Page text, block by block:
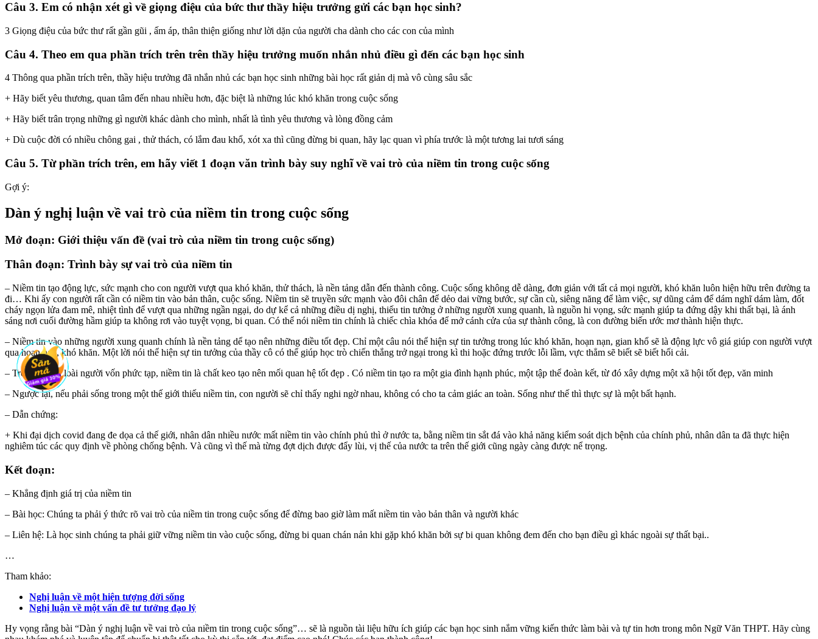
Câu 3. Em có nhận xét gì về giọng điệu của bức thư thầy hiệu trưởng gửi các bạn học sinh?
3 Giọng điệu của bức thư rất gần gũi , ấm áp, thân thiện giống như lời dặn của người cha dành cho các con của mình
Câu 4. Theo em qua phần trích trên trên thầy hiệu trưởng muốn nhắn nhủ điều gì đến các bạn học sinh
4 Thông qua phần trích trên, thầy hiệu trưởng đã nhắn nhủ các bạn học sinh những bài học rất giản dị mà vô cùng sâu sắc
+ Hãy biết yêu thương, quan tâm đến nhau nhiều hơn, đặc biệt là những lúc khó khăn trong cuộc sống
+ Hãy biết trân trọng những gì người khác dành cho mình, nhất là tình yêu thương và lòng đồng cảm
+ Dù cuộc đời có nhiều chông gai , thử thách, có lắm đau khổ, xót xa thì cũng đừng bi quan, hãy lạc quan vì phía trước là một tương lai tươi sáng
Câu 5. Từ phần trích trên, em hãy viết 1 đoạn văn trình bày suy nghĩ về vai trò của niềm tin trong cuộc sống
Gợi ý:
Dàn ý nghị luận về vai trò của niềm tin trong cuộc sống
Mở đoạn: Giới thiệu vấn đề (vai trò của niềm tin trong cuộc sống)
Thân đoạn: Trình bày sự vai trò của niềm tin
– Niềm tin tạo động lực, sức mạnh cho con người vượt qua khó khăn, thử thách, là nền tảng dẫn đến thành công. Cuộc sống không dễ dàng, đơn giản với tất cả mọi người, khó khăn luôn hiện hữu trên đường ta
đi… Khi ấy con người rất cần có niềm tin vào bản thân, cuộc sống. Niềm tin sẽ truyền sức mạnh vào đôi chân để dẻo dai vững bước, sự cần cù, siêng năng để làm việc, sự dũng cảm để dám nghĩ dám làm, đốt
cháy ngọn lửa đam mê, nhiệt tình để vượt qua những ngần ngại, do dự kể cả những điều dị nghị, thiếu tin tưởng ở những người xung quanh, là nguồn hi vọng, sức mạnh giúp ta đứng dậy khi thất bại, là ánh
sáng nơi cuối đường hầm giúp ta không rơi vào tuyệt vọng, bi quan. Có thể nói niềm tin chính là chiếc chìa khóa để mở cánh cửa của sự thành công, là con đường biến ước mơ thành hiện thực.
– Niềm tin vào những người xung quanh chính là nền tảng dể tạo nên những điều tốt đẹp. Chỉ một câu nói thể hiện sự tin tưởng trong lúc khó khăn, hoạn nạn, gian khổ sẽ là động lực vô giá giúp con người vượt
qua hoạn nạn, khó khăn. Một lời nói thể hiện sự tin tưởng của thầy cô có thể giúp học trò chiến thắng trở ngại trong kì thi hoặc đứng trước lỗi lầm, vực thẳm sẽ biết sẽ biết hối cải.
– Trong xã hội loài người vốn phức tạp, niềm tin là chất keo tạo nên mối quan hệ tốt đẹp . Có niềm tin tạo ra một gia đình hạnh phúc, một tập thể đoàn kết, từ đó xây dựng một xã hội tốt đẹp, văn minh
– Ngược lại, nếu phải sống trong một thế giới thiếu niềm tin, con người sẽ chỉ thấy nghi ngờ nhau, không có cho ta cảm giác an toàn. Sống như thế thì thực sự là một bất hạnh.
– Dẫn chứng:
+ Khi đại dịch covid đang đe dọa cả thế giới, nhân dân nhiều nước mất niềm tin vào chính phủ thì ở nước ta, bằng niềm tin sắt đá vào khả năng kiểm soát dịch bệnh của chính phủ, nhân dân ta đã thực hiện
nghiêm túc các quy định về phòng chống bệnh. Và cũng vì thế mà từng đợt dịch được đẩy lùi, vị thế của nước ta trên thế giới cũng ngày càng được nể trọng.
Kết đoạn:
– Khẳng định giá trị của niềm tin
– Bài học: Chúng ta phải ý thức rõ vai trò của niềm tin trong cuộc sống để đừng bao giờ làm mất niềm tin vào bản thân và người khác
– Liên hệ: Là học sinh chúng ta phải giữ vững niềm tin vào cuộc sống, đừng bi quan chán nản khi gặp khó khăn bởi sự bi quan không đem đến cho bạn điều gì khác ngoài sự thất bại..
…
Tham khảo:
Nghị luận về một hiện tượng đời sống
Nghị luận về một vấn đề tư tưởng đạo lý
Hy vọng rằng bài “Dàn ý nghị luận về vai trò của niềm tin trong cuộc sống”… sẽ là nguồn tài liệu hữu ích giúp các bạn học sinh nắm vững kiến thức làm bài và tự tin hơn trong môn Ngữ Văn THPT. Hãy cùng